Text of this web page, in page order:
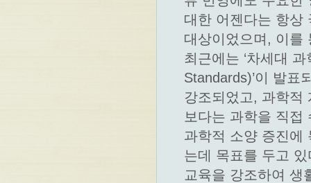
대한 어젠다는 항상
대상이었으며, 이를
최근에는 ‘차세대
Standards)’이 발표
강조되었고, 과학적
보다는 과학을 직접
과학적 소양 증진에
는데 목표를 두고
교육을 강조하여 생